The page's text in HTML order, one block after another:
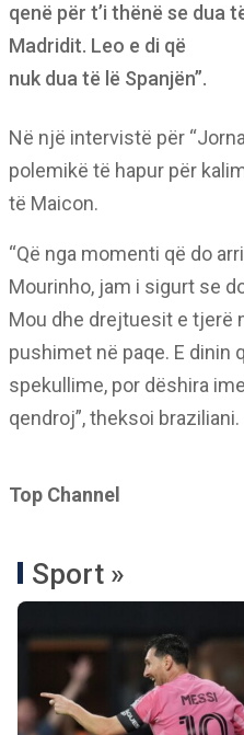
qenë për t’i thënë se dua
Madridit. Leo e di që
nuk dua të lë Spanjën”.
Në një intervistë për
polemikë të hapur për
të Maicon.
“Që nga momenti që do
Mourinho, jam i sigurt se
Mou dhe drejtuesit e tjerë
pushimet në paqe. E dinin
spekullime, por dëshira
qendroj”, theksoi braziliani.
Top Channel
Sport »